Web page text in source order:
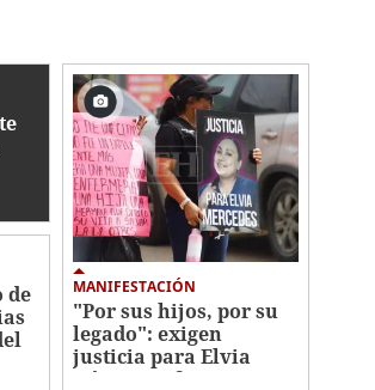
de
MANIFESTACIÓN
"Por sus hijos, por su
legado": exigen
justicia para Elvia
Gómez, enfermera